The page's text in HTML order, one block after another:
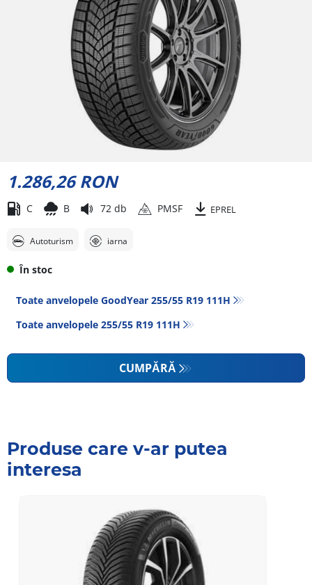
1.286,26 RON
C B 72 db PMSF EPREL
Autoturism iarna
În stoc
Toate anvelopele GoodYear 255/55 R19 111H
Toate anvelopele‎ 255/55 R19 111H
CUMPĂRĂ
Produse care v-ar putea
interesa